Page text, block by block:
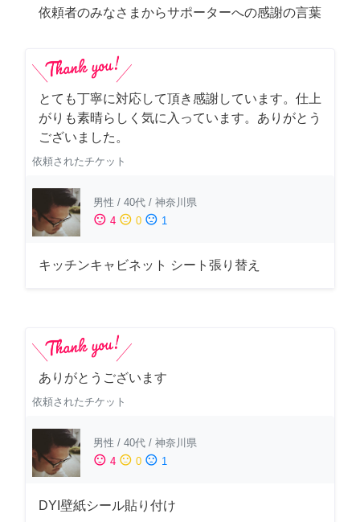
依頼者のみなさまからサポーターへの感謝の言葉
とても丁寧に対応して頂き感謝しています。仕上
がりも素晴らしく気に入っています。ありがとう
ございました。
依頼されたチケット
男性 / 40代 / 神奈川県
sentiment_satisfied 4 sentiment_neutral 0 sentiment_dissatisfied 1
キッチンキャビネット シート張り替え
ありがとうございます
依頼されたチケット
男性 / 40代 / 神奈川県
sentiment_satisfied 4 sentiment_neutral 0 sentiment_dissatisfied 1
DYI壁紙シール貼り付け